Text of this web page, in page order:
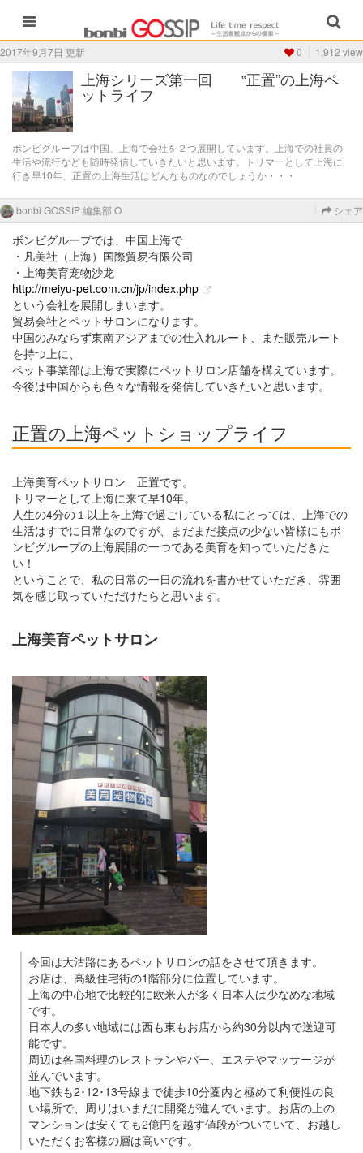
2017年9月7日 更新 0 1,912 view
上海シリーズ第一回 ‟正置”の上海ペ
ットライフ
ボンビグループは中国、上海で会社を２つ展開しています。上海での社員の
生活や流行なども随時発信していきたいと思います。トリマーとして上海に
行き早10年、正置の上海生活はどんなものなのでしょうか・・・
bonbi GOSSIP 編集部 O シェア
ボンビグループでは、中国上海で
・凡美社（上海）国際貿易有限公司
・上海美育宠物沙龙
http://meiyu-pet.com.cn/jp/index.php
という会社を展開しまいます。
貿易会社とペットサロンになります。
中国のみならず東南アジアまでの仕入れルート、また販売ルート
を持つ上に、
ペット事業部は上海で実際にペットサロン店舗を構えています。
今後は中国からも色々な情報を発信していきたいと思います。
正置の上海ペットショップライフ
上海美育ペットサロン 正置です。
トリマーとして上海に来て早10年。
人生の4分の１以上を上海で過ごしている私にとっては、上海での
生活はすでに日常なのですが、まだまだ接点の少ない皆様にもボ
ンビグループの上海展開の一つである美育を知っていただきた
い！
ということで、私の日常の一日の流れを書かせていただき、雰囲
気を感じ取っていただけたらと思います。
上海美育ペットサロン
今回は大沽路にあるペットサロンの話をさせて頂きます。
お店は、高級住宅街の1階部分に位置しています。
上海の中心地で比較的に欧米人が多く日本人は少なめな地域
です。
日本人の多い地域には西も東もお店から約30分以内で送迎可
能です。
周辺は各国料理のレストランやバー、エステやマッサージが
並んでいます。
地下鉄も2･12･13号線まで徒歩10分圏内と極めて利便性の良
い場所で、周りはいまだに開発が進んでいます。お店の上の
マンションは安くても2億円を越す値段がついていて、お越し
いただくお客様の層は高いです。